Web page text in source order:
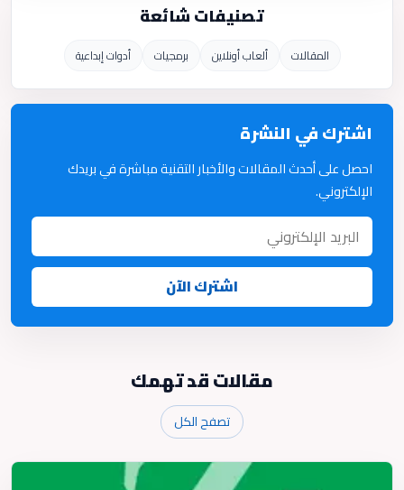
تصنيفات شائعة
المقالات ألعاب أونلاين برمجيات أدوات إبداعية
اشترك في النشرة
احصل على أحدث المقالات والأخبار التقنية مباشرة في بريدك
الإلكتروني.
اشترك الآن
مقالات قد تهمك
تصفح الكل